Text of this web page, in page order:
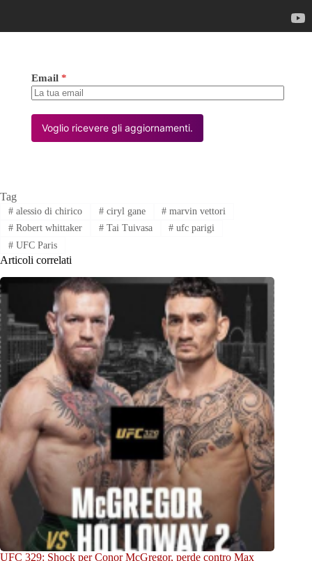
Email *
Voglio ricevere gli aggiornamenti.
Tag
#alessio di chirico #ciryl gane # marvin vettori
#Robert whittaker #Tai Tuivasa # ufc parigi
#UFC Paris
Articoli correlati
UFC 329: Shock per Conor McGregor, perde contro Max